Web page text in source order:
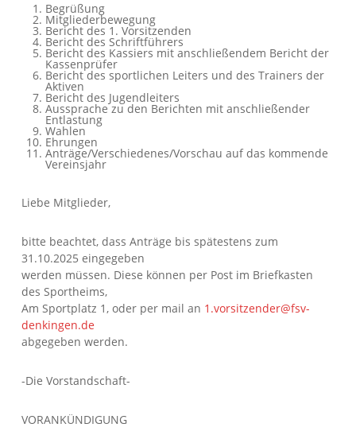
Begrüßung
Mitgliederbewegung
Bericht des 1. Vorsitzenden
Bericht des Schriftführers
Bericht des Kassiers mit anschließendem Bericht der
Kassenprüfer
Bericht des sportlichen Leiters und des Trainers der
Aktiven
Bericht des Jugendleiters
Aussprache zu den Berichten mit anschließender
Entlastung
Wahlen
Ehrungen
Anträge/Verschiedenes/Vorschau auf das kommende
Vereinsjahr
Liebe Mitglieder,
bitte beachtet, dass Anträge bis spätestens zum
31.10.2025 eingegeben
werden müssen. Diese können per Post im Briefkasten
des Sportheims,
Am Sportplatz 1, oder per mail an 1.vorsitzender@fsv-
denkingen.de
abgegeben werden.
-Die Vorstandschaft-
VORANKÜNDIGUNG